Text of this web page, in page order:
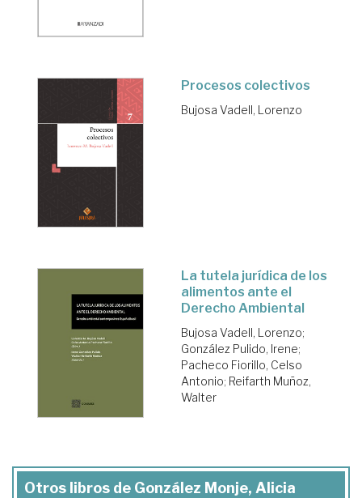
Procesos colectivos
Bujosa Vadell, Lorenzo
La tutela jurídica de los
alimentos ante el
Derecho Ambiental
Bujosa Vadell, Lorenzo;
González Pulido, Irene;
Pacheco Fiorillo, Celso
Antonio; Reifarth Muñoz,
Walter
Otros libros de González Monje, Alicia